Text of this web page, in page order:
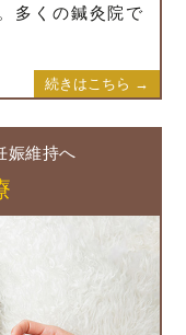
多くの鍼灸院で
続きはこちら →
娠維持へ